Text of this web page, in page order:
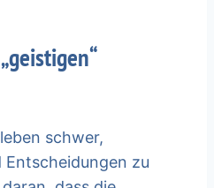
schwer,
zu